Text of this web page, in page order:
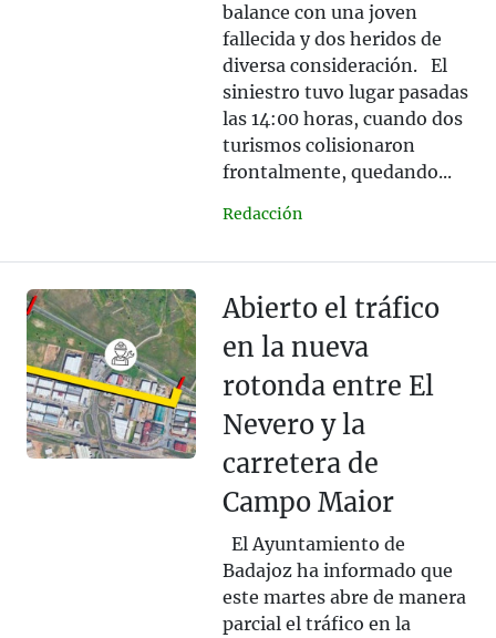
balance con una joven
fallecida y dos heridos de
diversa consideración. El
siniestro tuvo lugar pasadas
las 14:00 horas, cuando dos
turismos colisionaron
frontalmente, quedando...
Redacción
Abierto el tráfico
en la nueva
rotonda entre El
Nevero y la
carretera de
Campo Maior
El Ayuntamiento de
Badajoz ha informado que
este martes abre de manera
parcial el tráfico en la